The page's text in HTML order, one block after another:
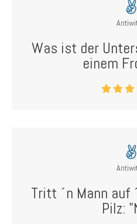
Was ist der
einem
Tritt ´n Mann auf
Pilz: